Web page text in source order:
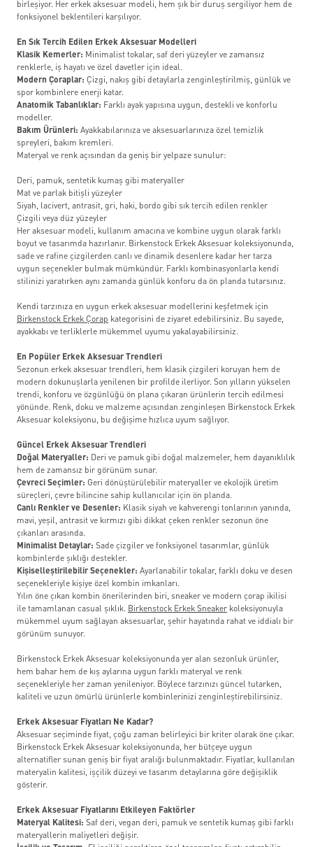
birleşiyor. Her erkek aksesuar modeli, hem şık bir duruş sergiliyor hem de
fonksiyonel beklentileri karşılıyor.
En Sık Tercih Edilen Erkek Aksesuar Modelleri
Klasik Kemerler: Minimalist tokalar, saf deri yüzeyler ve zamansız
renklerle, iş hayatı ve özel davetler için ideal.
Modern Çoraplar: Çizgi, nakış gibi detaylarla zenginleştirilmiş, günlük ve
spor kombinlere enerji katar.
Anatomik Tabanlıklar: Farklı ayak yapısına uygun, destekli ve konforlu
modeller.
Bakım Ürünleri: Ayakkabılarınıza ve aksesuarlarınıza özel temizlik
spreyleri, bakım kremleri.
Materyal ve renk açısından da geniş bir yelpaze sunulur:
Deri, pamuk, sentetik kumaş gibi materyaller
Mat ve parlak bitişli yüzeyler
Siyah, lacivert, antrasit, gri, haki, bordo gibi sık tercih edilen renkler
Çizgili veya düz yüzeyler
Her aksesuar modeli, kullanım amacına ve kombine uygun olarak farklı
boyut ve tasarımda hazırlanır. Birkenstock Erkek Aksesuar koleksiyonunda,
sade ve rafine çizgilerden canlı ve dinamik desenlere kadar her tarza
uygun seçenekler bulmak mümkündür. Farklı kombinasyonlarla kendi
stilinizi yaratırken aynı zamanda günlük konforu da ön planda tutarsınız.
Kendi tarzınıza en uygun erkek aksesuar modellerini keşfetmek için
Birkenstock Erkek Çorap kategorisini de ziyaret edebilirsiniz. Bu sayede,
ayakkabı ve terliklerle mükemmel uyumu yakalayabilirsiniz.
En Popüler Erkek Aksesuar Trendleri
Sezonun erkek aksesuar trendleri, hem klasik çizgileri koruyan hem de
modern dokunuşlarla yenilenen bir profilde ilerliyor. Son yılların yükselen
trendi, konforu ve özgünlüğü ön plana çıkaran ürünlerin tercih edilmesi
yönünde. Renk, doku ve malzeme açısından zenginleşen Birkenstock Erkek
Aksesuar koleksiyonu, bu değişime hızlıca uyum sağlıyor.
Güncel Erkek Aksesuar Trendleri
Doğal Materyaller: Deri ve pamuk gibi doğal malzemeler, hem dayanıklılık
hem de zamansız bir görünüm sunar.
Çevreci Seçimler: Geri dönüştürülebilir materyaller ve ekolojik üretim
süreçleri, çevre bilincine sahip kullanıcılar için ön planda.
Canlı Renkler ve Desenler: Klasik siyah ve kahverengi tonlarının yanında,
mavi, yeşil, antrasit ve kırmızı gibi dikkat çeken renkler sezonun öne
çıkanları arasında.
Minimalist Detaylar: Sade çizgiler ve fonksiyonel tasarımlar, günlük
kombinlerde şıklığı destekler.
Kişiselleştirilebilir Seçenekler: Ayarlanabilir tokalar, farklı doku ve desen
seçenekleriyle kişiye özel kombin imkanları.
Yılın öne çıkan kombin önerilerinden biri, sneaker ve modern çorap ikilisi
ile tamamlanan casual şıklık. Birkenstock Erkek Sneaker koleksiyonuyla
mükemmel uyum sağlayan aksesuarlar, şehir hayatında rahat ve iddialı bir
görünüm sunuyor.
Birkenstock Erkek Aksesuar koleksiyonunda yer alan sezonluk ürünler,
hem bahar hem de kış aylarına uygun farklı materyal ve renk
seçenekleriyle her zaman yenileniyor. Böylece tarzınızı güncel tutarken,
kaliteli ve uzun ömürlü ürünlerle kombinlerinizi zenginleştirebilirsiniz.
Erkek Aksesuar Fiyatları Ne Kadar?
Aksesuar seçiminde fiyat, çoğu zaman belirleyici bir kriter olarak öne çıkar.
Birkenstock Erkek Aksesuar koleksiyonunda, her bütçeye uygun
alternatifler sunan geniş bir fiyat aralığı bulunmaktadır. Fiyatlar, kullanılan
materyalin kalitesi, işçilik düzeyi ve tasarım detaylarına göre değişiklik
gösterir.
Erkek Aksesuar Fiyatlarını Etkileyen Faktörler
Materyal Kalitesi: Saf deri, vegan deri, pamuk ve sentetik kumaş gibi farklı
materyallerin maliyetleri değişir.